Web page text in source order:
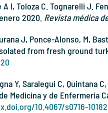
I, Toloza C. Tognarelli J.
2020. Revista médica
J, Ponce-Alonso, M,
from fresh ground
Y, Saralegui C,
Medicina y de Enfermería
10.4067/s0716-